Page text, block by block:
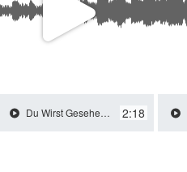
V
i
Du Wirst Gesehen | Dear Evan Hansen | Cover | Eigene Übersetzung / 2020 2:18